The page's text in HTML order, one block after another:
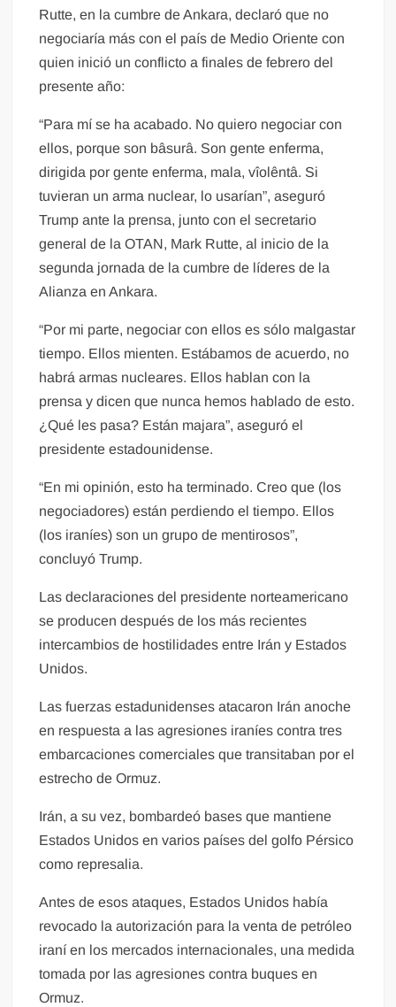
Rutte, en la cumbre de Ankara, declaró que no
negociaría más con el país de Medio Oriente con
quien inició un conflicto a finales de febrero del
presente año:
“Para mí se ha acabado. No quiero negociar con
ellos, porque son bâsurâ. Son gente enferma,
dirigida por gente enferma, mala, vîolêntâ. Si
tuvieran un arma nuclear, lo usarían”, aseguró
Trump ante la prensa, junto con el secretario
general de la OTAN, Mark Rutte, al inicio de la
segunda jornada de la cumbre de líderes de la
Alianza en Ankara.
“Por mi parte, negociar con ellos es sólo malgastar
tiempo. Ellos mienten. Estábamos de acuerdo, no
habrá armas nucleares. Ellos hablan con la
prensa y dicen que nunca hemos hablado de esto.
¿Qué les pasa? Están majara”, aseguró el
presidente estadounidense.
“En mi opinión, esto ha terminado. Creo que (los
negociadores) están perdiendo el tiempo. Ellos
(los iraníes) son un grupo de mentirosos”,
concluyó Trump.
Las declaraciones del presidente norteamericano
se producen después de los más recientes
intercambios de hostilidades entre Irán y Estados
Unidos.
Las fuerzas estadunidenses atacaron Irán anoche
en respuesta a las agresiones iraníes contra tres
embarcaciones comerciales que transitaban por el
estrecho de Ormuz.
Irán, a su vez, bombardeó bases que mantiene
Estados Unidos en varios países del golfo Pérsico
como represalia.
Antes de esos ataques, Estados Unidos había
revocado la autorización para la venta de petróleo
iraní en los mercados internacionales, una medida
tomada por las agresiones contra buques en
Ormuz.